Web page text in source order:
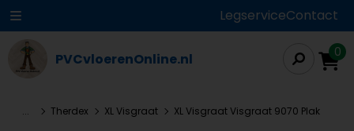
LegserviceContact
PVCvloerenOnline.nl 0
... Therdex XL Visgraat XL Visgraat Visgraat 9070 Plak